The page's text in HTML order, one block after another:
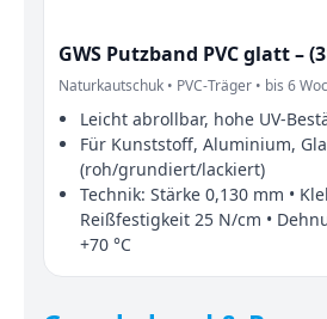
GWS Putzband PVC glatt –
Naturkautschuk • PVC‑Träger • bis 6
Leicht abrollbar, hohe
Für Kunststoff, Aluminium,
(roh/grundiert/lackiert)
Technik: Stärke 0,130 mm •
Reißfestigkeit 25 N/cm •
+70 °C